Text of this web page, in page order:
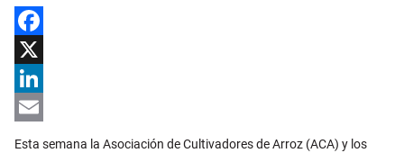
Facebook
X
LinkedIn
Esta semana la Asociación de Cultivadores de Arroz (ACA) y los